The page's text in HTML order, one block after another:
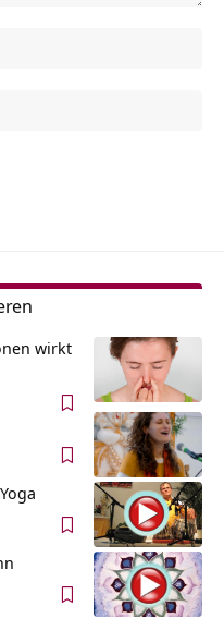
wirkt